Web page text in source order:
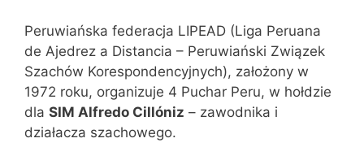
Peruwiańska federacja LIPEAD (Liga Peruana
de Ajedrez a Distancia – Peruwiański Związek
Szachów Korespondencyjnych), założony w
1972 roku, organizuje 4 Puchar Peru, w hołdzie
dla SIM Alfredo Cillóniz – zawodnika i
działacza szachowego.